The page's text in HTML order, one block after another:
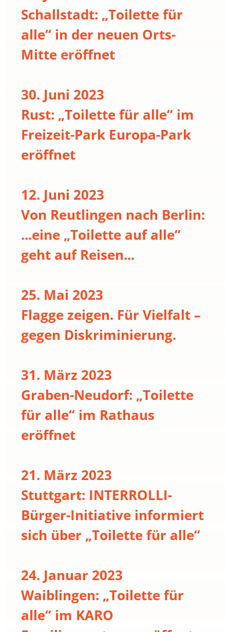
Schallstadt: „Toilette für
alle“ in der neuen Orts-
Mitte eröffnet
30. Juni 2023
Rust: „Toilette für alle“ im
Freizeit-Park Europa-Park
eröffnet
12. Juni 2023
Von Reutlingen nach Berlin:
...eine „Toilette auf alle“
geht auf Reisen...
25. Mai 2023
Flagge zeigen. Für Vielfalt –
gegen Diskriminierung.
31. März 2023
Graben-Neudorf: „Toilette
für alle“ im Rathaus
eröffnet
21. März 2023
Stuttgart: INTERROLLI-
Bürger-Initiative informiert
sich über „Toilette für alle“
24. Januar 2023
Waiblingen: „Toilette für
alle“ im KARO